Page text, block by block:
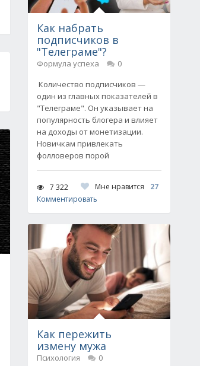
Как набрать
подписчиков в
"Телеграме"?
Формула успеха
0
Количество подписчиков —
один из главных показателей в
"Телеграме". Он указывает на
популярность блогера и влияет
на доходы от монетизации.
Новичкам привлекать
фолловеров порой
7 322 Мне нравится
27
Комментировать
Как пережить
измену мужа
Психология
0